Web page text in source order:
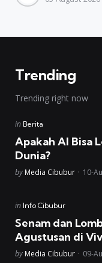
Trending
Trending right now
Posted
in Berita
Apakah AI Bisa
Dunia?
Posted
by Media Cibubur 10-
Posted
in Info Cibubur
Senam dan
Agustusan di
Posted
by Media Cibubur 09-